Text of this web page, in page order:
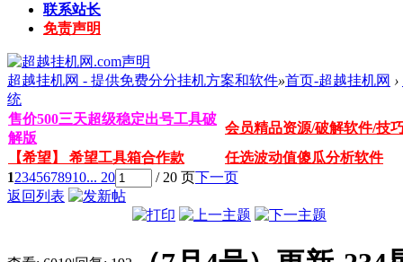
联系站长
免责声明
超越挂机网 - 提供免费分分挂机方案和软件»首页-超越挂机网 ›
统
售价500三天超级稳定出号工具破
解版
会员精品资源/破解软件/技
【希望】 希望工具箱合作款
任选波动值傻瓜分析软件
12345678910... 20 / 20 页下一页
返回列表